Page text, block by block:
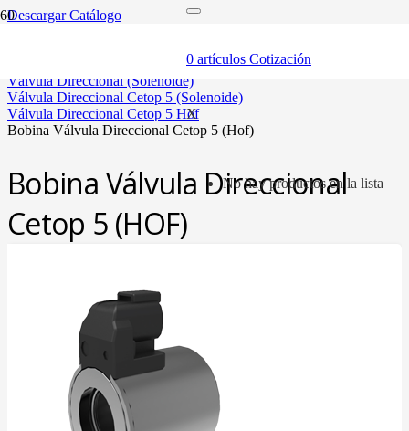
0 artículos Cotización
X
No hay productos en la lista
Descargar Catálogo
válvula direccional (solenoide)
válvula direccional cetop 5 (solenoide)
válvula direccional cetop 5 hof
bobina válvula direccional cetop 5 (hof)
Bobina Válvula Direccional
Cetop 5 (HOF)